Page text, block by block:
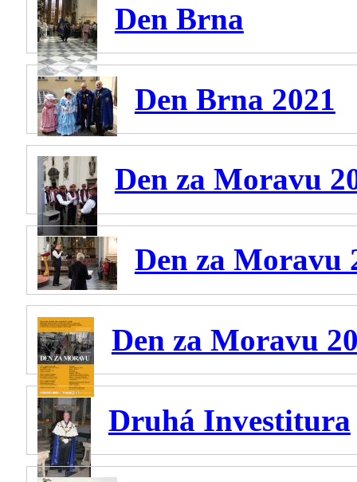
Den Brna
Den Brna 2021
Den za Moravu
Den za Moravu
Den za Moravu
Druhá Investitura